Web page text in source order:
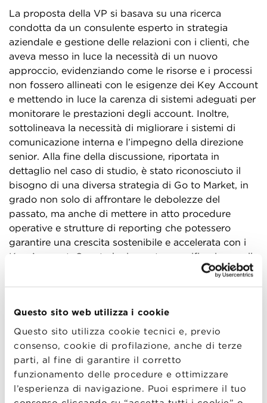
Questo sito web utilizza i cookie
Questo sito utilizza cookie tecnici e, previo
consenso, cookie di profilazione, anche di terze
parti, al fine di garantire il corretto
funzionamento delle procedure e ottimizzare
l’esperienza di navigazione. Puoi esprimere il tuo
La proposta della VP si basava su una ricerca
condotta da un consulente esperto in strategia
aziendale e gestione delle relazioni con i clienti, che
aveva messo in luce la necessità di un nuovo
approccio, evidenziando come le risorse e i processi
non fossero allineati con le esigenze dei Key Account
e mettendo in luce la carenza di sistemi adeguati per
monitorare le prestazioni degli account. Inoltre,
sottolineava la necessità di migliorare i sistemi di
comunicazione interna e l’impegno della direzione
senior. Alla fine della discussione, riportata in
dettaglio nel caso di studio, è stato riconosciuto il
bisogno di una diversa strategia di Go to Market, in
grado non solo di affrontare le debolezze del
passato, ma anche di mettere in atto procedure
operative e strutture di reporting che potessero
garantire una crescita sostenibile e accelerata con i
Key Account. Questo ha imposto una riflessione sulla
selezione e il monitoraggio dei KPI per i top account
e sulla necessità di migliorare l’esperienza del cliente
In conclusione, il case study di 3M non è solo
un’analisi approfondita di una significativa sfida
aziendale, ma anche un’opportunità di
apprendimento per comprendere alcune dinamiche
complesse all’interno delle grandi organizzazioni
matriciali. Infatti, evidenzia l’importanza di un